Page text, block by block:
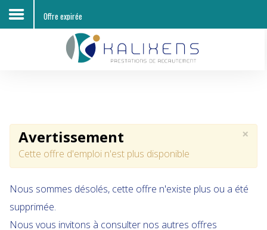
Entreprises
Candidats
Offres d'emploi
Contacts
Offre expirée
×
Avertissement
Cette offre d'emploi n'est plus disponible
Nous sommes désolés, cette offre n'existe plus ou a été
supprimée.
Nous vous invitons à consulter nos autres offres